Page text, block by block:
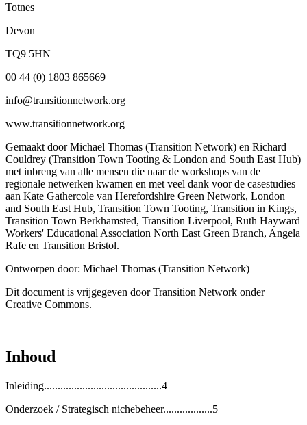
Totnes
Devon
TQ9 5HN
00 44 (0) 1803 865669
info@transitionnetwork.org
www.transitionnetwork.org
Gemaakt door Michael Thomas (Transition Network) en Richard
Couldrey (Transition Town Tooting & London and South East Hub)
met inbreng van alle mensen die naar de workshops van de
regionale netwerken kwamen en met veel dank voor de casestudies
aan Kate Gathercole van Herefordshire Green Network, London
and South East Hub, Transition Town Tooting, Transition in Kings,
Transition Town Berkhamsted, Transition Liverpool, Ruth Hayward
Workers' Educational Association North East Green Branch, Angela
Rafe en Transition Bristol.
Ontworpen door: Michael Thomas (Transition Network)
Dit document is vrijgegeven door Transition Network onder
Creative Commons.
Inhoud
Inleiding...........................................4
Onderzoek / Strategisch nichebeheer..................5